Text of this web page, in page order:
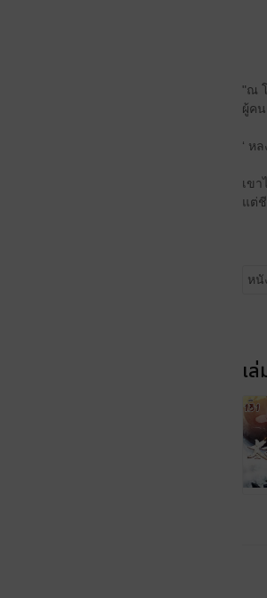
"ณ
ผู้ค
‘ ห
เขา
แต่
หนั
เ